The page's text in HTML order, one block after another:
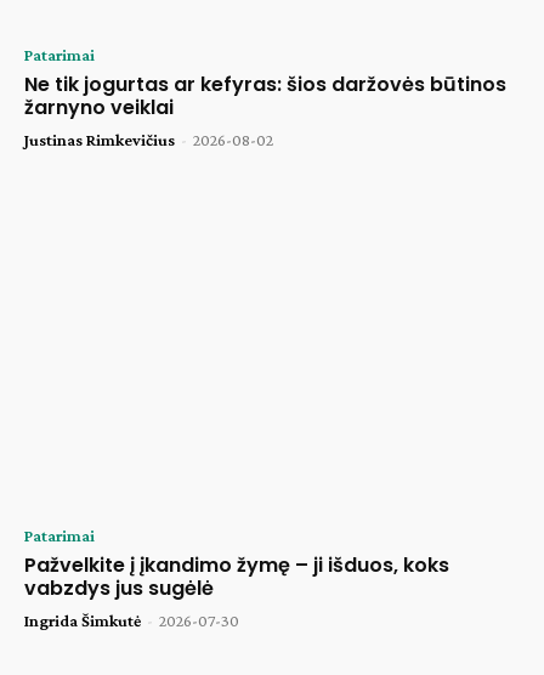
Patarimai
Ne tik jogurtas ar kefyras: šios daržovės būtinos
žarnyno veiklai
Justinas Rimkevičius - 2026-08-02
Patarimai
Pažvelkite į įkandimo žymę – ji išduos, koks
vabzdys jus sugėlė
Ingrida Šimkutė - 2026-07-30